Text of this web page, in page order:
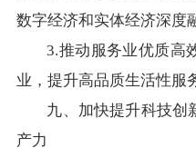
数字经济和实体经济深度
3.推动服务业优质高
业，提升高品质生活性服
九、加快提升科技创
产力